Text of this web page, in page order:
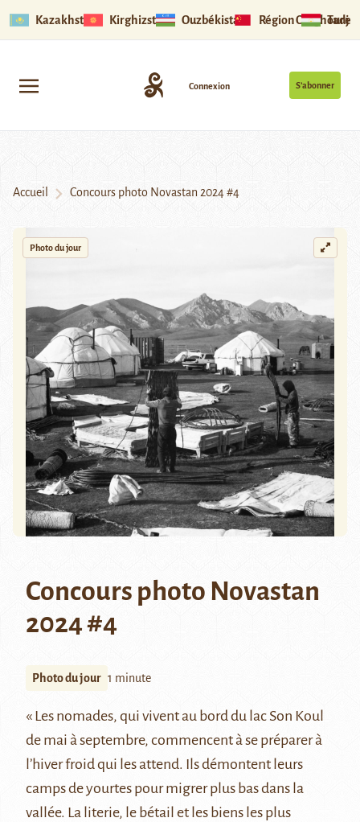
Kazakhstan Kirghizstan Ouzbékistan Région Ouïghoure
S’abonner
Connexion
Accueil Concours photo Novastan 2024 #4
Photo du jour
Concours photo Novastan
2024 #4
Photo du jour 1 minute
« Les nomades, qui vivent au bord du lac Son Koul
de mai à septembre, commencent à se préparer à
l’hiver froid qui les attend. Ils démontent leurs
camps de yourtes pour migrer plus bas dans la
vallée. La literie, le bétail et les biens les plus